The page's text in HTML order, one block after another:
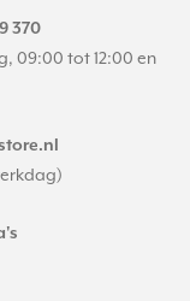
370
09:00 tot 12:00 en